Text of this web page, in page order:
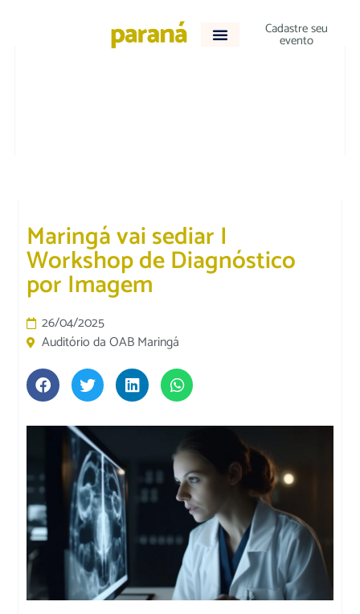
Cadastre seu
evento
Maringá vai sediar I
Workshop de Diagnóstico
por Imagem
26/04/2025
Auditório da OAB Maringá